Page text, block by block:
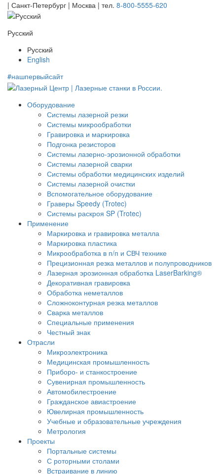
| Санкт-Петербург | Москва | тел. 8-800-5555-620
Русский
Русский
English
#нашпервыйсайт
Оборудование
Системы лазерной резки
Системы микрообработки
Гравировка и маркировка
Подгонка резисторов
Системы лазерно-эрозионной обработки
Системы лазерной сварки
Системы обработки медицинских изделий
Системы лазерной очистки
Вспомогательное оборудование
Граверы Speedy (Trotec)
Системы раскроя SP (Trotec)
Применение
Маркировка и гравировка металла
Маркировка пластика
Микрообработка в п/п и СВЧ технике
Прецизионная резка металлов и полупроводников
Лазерная эрозионная обработка LaserBarking®
Декоративная гравировка
Обработка неметаллов
Сложноконтурная резка металлов
Сварка металлов
Специальные применения
Честный знак
Отрасли
Микроэлектроника
Медицинская промышленность
Приборо- и станкостроение
Сувенирная промышленность
Автомобилестроение
Гражданское авиастроение
Ювелирная промышленность
Учебные и образовательные учреждения
Метрология
Проекты
Портальные системы
С роторными столами
Встраивание в линию